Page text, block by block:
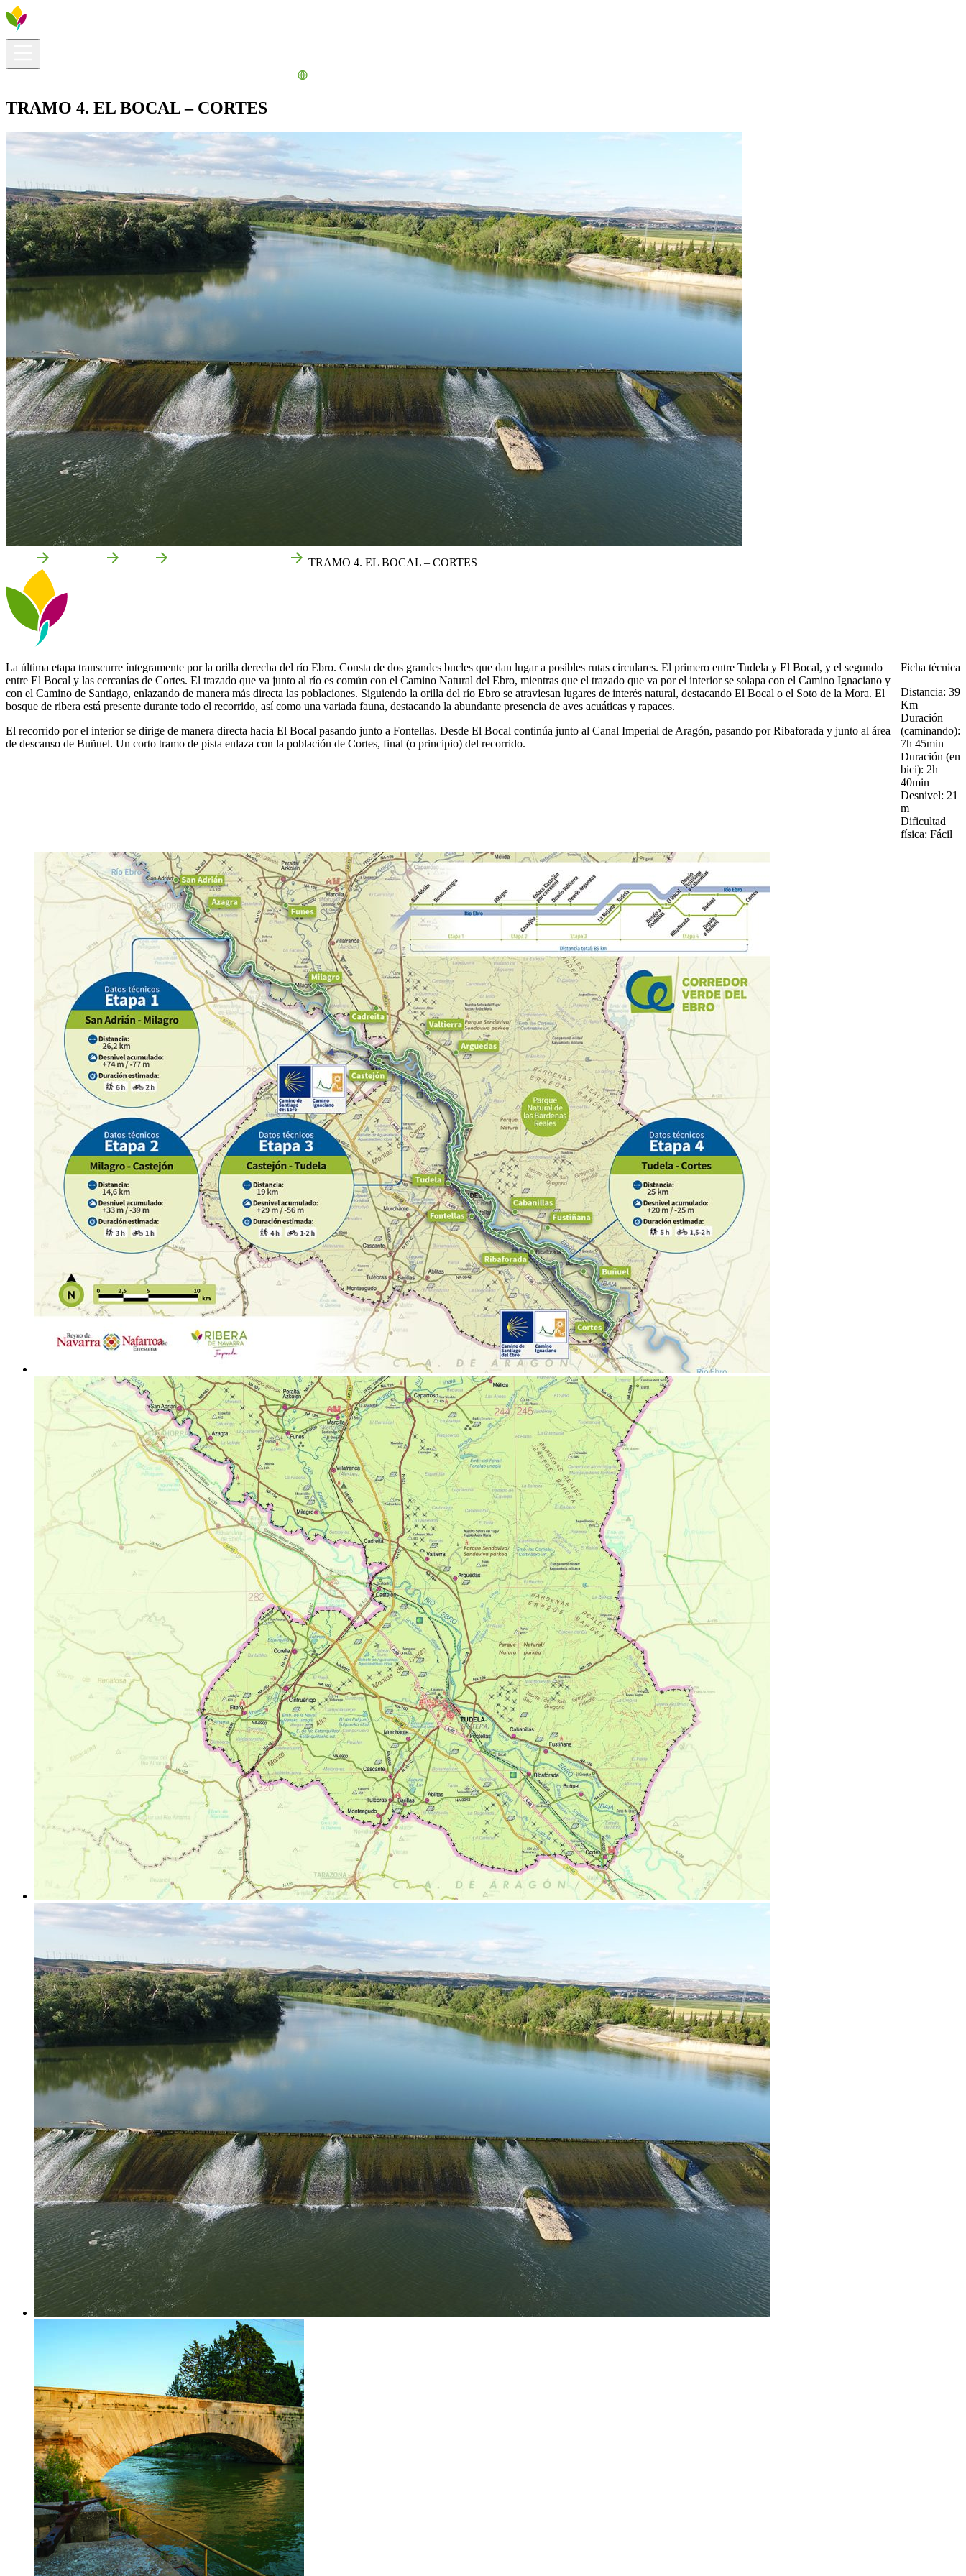
TRAMO 4. EL BOCAL – CORTES
TRAMO 4. EL BOCAL – CORTES
La última etapa transcurre íntegramente por la orilla derecha del río Ebro. Consta de dos grandes bucles que dan lugar a posibles rutas circulares. El primero entre Tudela y El Bocal, y el segundo
entre El Bocal y las cercanías de Cortes. El trazado que va junto al río es común con el Camino Natural del Ebro, mientras que el trazado que va por el interior se solapa con el Camino Ignaciano y
con el Camino de Santiago, enlazando de manera más directa las poblaciones. Siguiendo la orilla del río Ebro se atraviesan lugares de interés natural, destacando El Bocal o el Soto de la Mora. El
bosque de ribera está presente durante todo el recorrido, así como una variada fauna, destacando la abundante presencia de aves acuáticas y rapaces.
El recorrido por el interior se dirige de manera directa hacia El Bocal pasando junto a Fontellas. Desde El Bocal continúa junto al Canal Imperial de Aragón, pasando por Ribaforada y junto al área
de descanso de Buñuel. Un corto tramo de pista enlaza con la población de Cortes, final (o principio) del recorrido.
Ficha técnica
Distancia: 39
Km
Duración
(caminando):
7h 45min
Duración (en
bici): 2h
40min
Desnivel: 21
m
Dificultad
física: Fácil